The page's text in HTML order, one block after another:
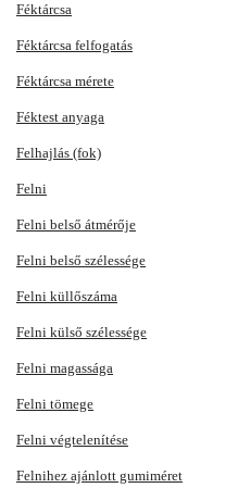
Féktárcsa
Féktárcsa felfogatás
Féktárcsa mérete
Féktest anyaga
Felhajlás (fok)
Felni
Felni belső átmérője
Felni belső szélessége
Felni küllőszáma
Felni külső szélessége
Felni magassága
Felni tömege
Felni végtelenítése
Felnihez ajánlott gumiméret